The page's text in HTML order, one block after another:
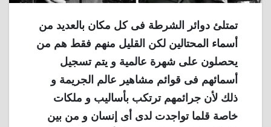
تمتلئ دوائر الشرطة فى كل مكان بالعديد من
أسماء المحتالين لكن القليل منهم فقط هم من
يحصلون على شهرة عالمية و يتم تسجيل
أسمائهم فى قوائم مشاهير عالم الجريمة و
ذلك لأن جرائمهم ترتكب بأساليب و ملكات
خاصة قلما تواجدت لدى أى إنسان و من بين